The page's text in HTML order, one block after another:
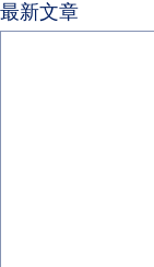
最新文章